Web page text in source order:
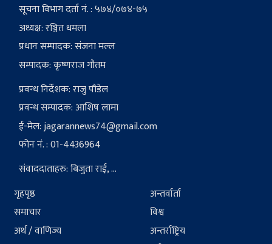
सूचना विभाग दर्ता नं. : ५७४/०७४-७५
अध्यक्ष: रञ्जित धमला
प्रधान सम्पादक: संजना मल्ल
सम्पादक: कृष्णराज गौतम
प्रवन्ध निर्देशक: राजु पौडेल
प्रवन्ध सम्पादक: आशिष लामा
ई-मेल:jagarannews74@gmail.com
फोन नं. : 01-4436964
संवाददाताहरु: बिजुता राई, ...
गृहपृष्ठ
समाचार
अर्थ / वाणिज्य
अन्तर्वार्ता
विश्व
अन्तर्राष्ट्रिय